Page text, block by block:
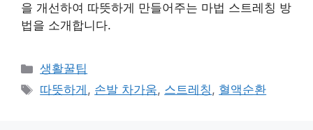
을 개선하여 따뜻하게 만들어주는 마법 스트레칭 방
법을 소개합니다.
카
테
생활꿀팁
태
따뜻하게 , 손발 차가움, 스트레칭, 혈액순환